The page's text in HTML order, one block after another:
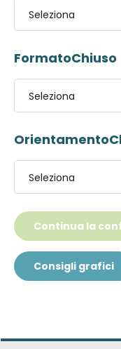
Seleziona
FormatoChiuso
Seleziona
Seleziona
Continua la
Consigli grafici